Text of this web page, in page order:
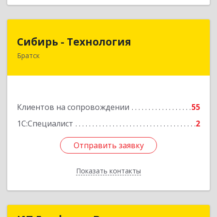
Сибирь - Технология
Братск
Клиентов на сопровождении
55
1С:Специалист
2
Отправить заявку
Показать контакты
Отправить заявку
Назад